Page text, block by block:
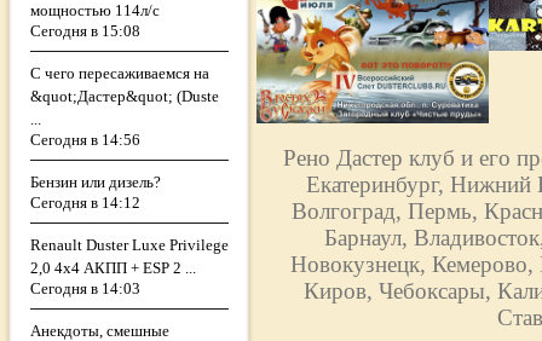
мощностью 114л/с
Сегодня в 15:08
С чего пересаживаемся на
&quot;Дастер&quot; (Duste
...
Сегодня в 14:56
Бензин или дизель?
Сегодня в 14:12
Renault Duster Luxe Privilege
2,0 4х4 АКПП + ESP 2 ...
Сегодня в 14:03
Анекдоты, смешные
Рено Дастер клуб и его
Екатеринбург, Нижний
Волгоград, Пермь,
Барнаул,
Новокузнецк,
Киров, Чебоксары,